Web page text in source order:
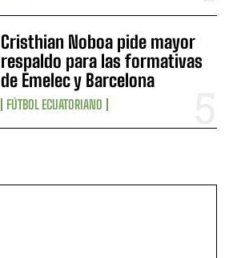
Cristhian Noboa pide mayor
respaldo para las formativas
de Emelec y Barcelona
FÚTBOL ECUATORIANO